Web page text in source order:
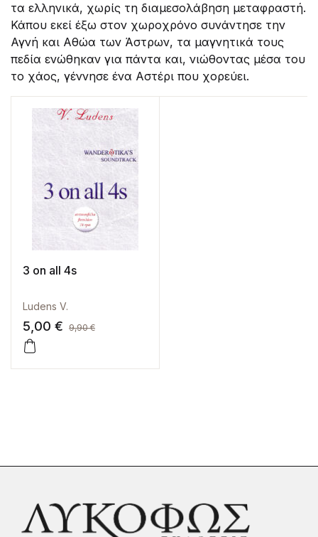
τα ελληνικά, χωρίς τη διαμεσολάβηση μεταφραστή.
Κάπου εκεί έξω στον χωροχρόνο συνάντησε την
Αγνή και Αθώα των Άστρων, τα μαγνητικά τους
πεδία ενώθηκαν για πάντα και, νιώθοντας μέσα του
το χάος, γέννησε ένα Αστέρι που χορεύει.
3 on all 4s
Ludens V.
5,00 € 9,90€